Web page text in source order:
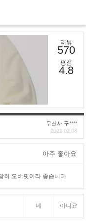
리뷰
570
평점
4.8
무신사 구****
2021.02.08
아주 좋아요
히 오버핏이라 좋습니다
네 아니요